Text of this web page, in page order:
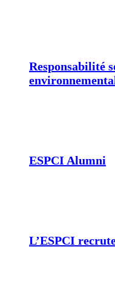
Responsabilité
ESPCI Alumni
L’ESPCI